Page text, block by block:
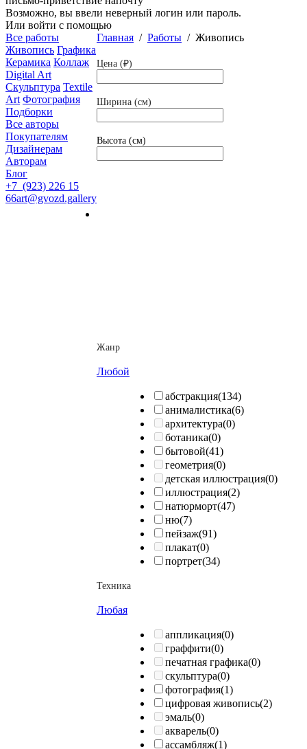
Возможно, вы ввели неверный логин или пароль.
Или войти с помощью
Все работы
Живопись Графика
Керамика Коллаж
Digital Art
Скульптура Textile
Art Фотография
Подборки
Все авторы
Покупателям
Дизайнерам
Авторам
Блог
+7 (923) 226 15
66art@gvozd.gallery
Главная / Работы / Живопись
Цена (₽)
Ширина (см)
Высота (см)
Жанр
Любой
абстракция(134)
анималистика(6)
архитектура(0)
ботаника(0)
бытовой(41)
геометрия(0)
детская иллюстрация(0)
иллюстрация(2)
натюрморт(47)
ню(7)
пейзаж(91)
плакат(0)
портрет(34)
Техника
Любая
аппликация(0)
граффити(0)
печатная графика(0)
скульптура(0)
фотография(1)
цифровая живопись(2)
эмаль(0)
акварель(0)
ассамбляж(1)